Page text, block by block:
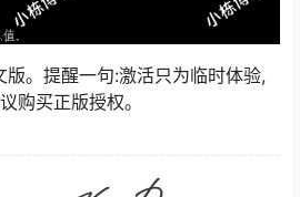
。提醒一句:激活只为临时体验,
购买正版授权。